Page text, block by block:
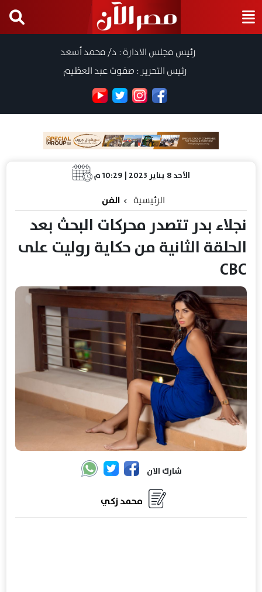
رئيس مجلس الادارة : د/ محمد أسعد
رئيس التحرير : صفوت عبد العظيم
الأحد 8 يناير 2023 | 10:29 م
الرئيسية الفن
نجلاء بدر تتصدر محركات البحث بعد
الحلقة الثانية من حكاية روليت على
CBC
شارك الان
محمد زكي